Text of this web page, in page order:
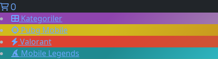
0
Kategoriler
Pubg Mobile
Valorant
Mobile Legends